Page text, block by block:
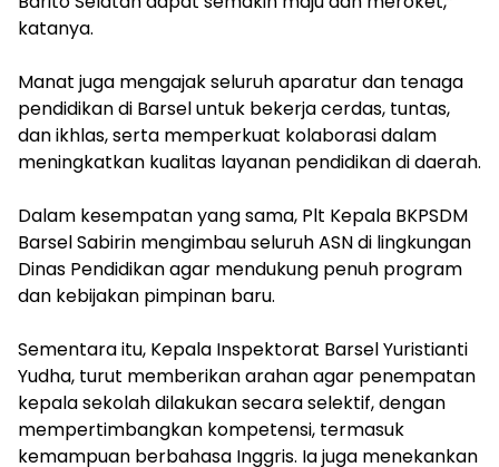
katanya.
‎Manat juga mengajak seluruh aparatur dan tenaga
pendidikan di Barsel untuk bekerja cerdas, tuntas,
dan ikhlas, serta memperkuat kolaborasi dalam
meningkatkan kualitas layanan pendidikan di daerah.
‎Dalam kesempatan yang sama, Plt Kepala BKPSDM
Barsel Sabirin mengimbau seluruh ASN di lingkungan
Dinas Pendidikan agar mendukung penuh program
dan kebijakan pimpinan baru.
‎Sementara itu, Kepala Inspektorat Barsel Yuristianti
Yudha, turut memberikan arahan agar penempatan
kepala sekolah dilakukan secara selektif, dengan
mempertimbangkan kompetensi, termasuk
kemampuan berbahasa Inggris. Ia juga menekankan